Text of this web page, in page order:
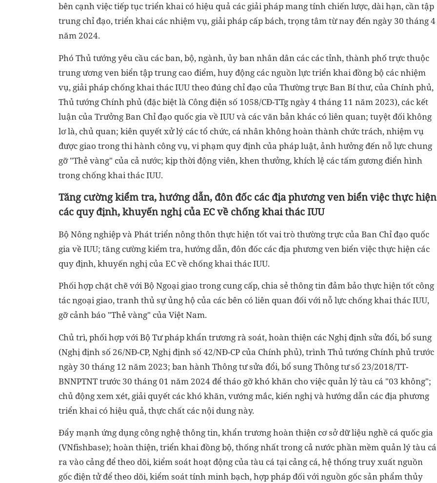
bên cạnh việc tiếp tục triển khai có hiệu quả các giải pháp mang tính chiến lược, dài hạn, cần tập
trung chỉ đạo, triển khai các nhiệm vụ, giải pháp cấp bách, trọng tâm từ nay đến ngày 30 tháng 4
năm 2024.
Phó Thủ tướng yêu cầu các ban, bộ, ngành, ủy ban nhân dân các các tỉnh, thành phố trực thuộc
trung ương ven biển tập trung cao điểm, huy động các nguồn lực triển khai đồng bộ các nhiệm
vụ, giải pháp chống khai thác IUU theo đúng chỉ đạo của Thường trực Ban Bí thư, của Chính phủ,
Thủ tướng Chính phủ (đặc biệt là Công điện số 1058/CĐ-TTg ngày 4 tháng 11 năm 2023), các kết
luận của Trưởng Ban Chỉ đạo quốc gia về IUU và các văn bản khác có liên quan; tuyệt đối không
lơ là, chủ quan; kiên quyết xử lý các tổ chức, cá nhân không hoàn thành chức trách, nhiệm vụ
được giao trong thi hành công vụ, vi phạm quy định của pháp luật, ảnh hưởng đến nỗ lực chung
gỡ "Thẻ vàng" của cả nước; kịp thời động viên, khen thưởng, khích lệ các tấm gương điển hình
trong chống khai thác IUU.
Tăng cường kiểm tra, hướng dẫn, đôn đốc các địa phương ven biển việc thực hiện
các quy định, khuyến nghị của EC về chống khai thác IUU
Bộ Nông nghiệp và Phát triển nông thôn thực hiện tốt vai trò thường trực của Ban Chỉ đạo quốc
gia về IUU; tăng cường kiểm tra, hướng dẫn, đôn đốc các địa phương ven biển việc thực hiện các
quy định, khuyến nghị của EC về chống khai thác IUU.
Phối hợp chặt chẽ với Bộ Ngoại giao trong cung cấp, chia sẻ thông tin đảm bảo thực hiện tốt công
tác ngoại giao, tranh thủ sự ủng hộ của các bên có liên quan đối với nỗ lực chống khai thác IUU,
gỡ cảnh báo "Thẻ vàng" của Việt Nam.
Chủ trì, phối hợp với Bộ Tư pháp khẩn trương rà soát, hoàn thiện các Nghị định sửa đổi, bổ sung
(Nghị định số 26/NĐ-CP, Nghị định số 42/NĐ-CP của Chính phủ), trình Thủ tướng Chính phủ trước
ngày 30 tháng 12 năm 2023; ban hành Thông tư sửa đổi, bổ sung Thông tư số 23/2018/TT-
BNNPTNT trước 30 tháng 01 năm 2024 để tháo gỡ khó khăn cho việc quản lý tàu cá "03 không";
chủ động xem xét, giải quyết các khó khăn, vướng mắc, kiến nghị và hướng dẫn các địa phương
triển khai có hiệu quả, thực chất các nội dung này.
Đẩy mạnh ứng dụng công nghệ thông tin, khẩn trương hoàn thiện cơ sở dữ liệu nghề cá quốc gia
(VNfishbase); hoàn thiện, triển khai đồng bộ, thống nhất trong cả nước phần mềm quản lý tàu cá
ra vào cảng để theo dõi, kiểm soát hoạt động của tàu cá tại cảng cá, hệ thống truy xuất nguồn
gốc điện tử để theo dõi, kiểm soát tính minh bạch, hợp pháp đối với nguồn gốc sản phẩm thủy